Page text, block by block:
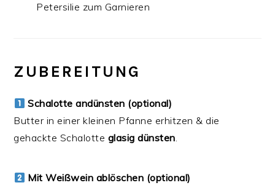
Petersilie zum Garnieren
ZUBEREITUNG
Schalotte andünsten (optional)
Butter in einer kleinen Pfanne erhitzen & die
gehackte Schalotte glasig dünsten.
Mit Weißwein ablöschen (optional)